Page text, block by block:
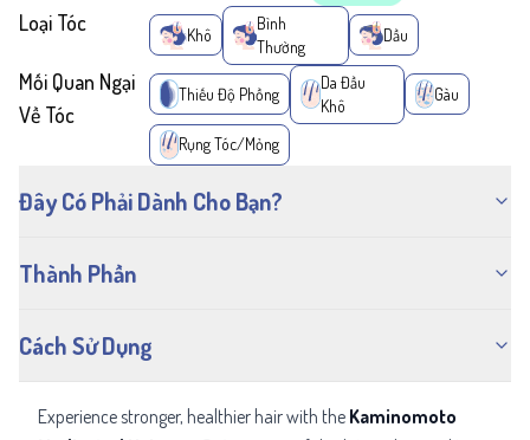
Loại Tóc Khô
Bình
Thường
Dầu
Mối Quan Ngại
Về Tóc
Thiếu Độ Phồng
Da Đầu
Khô
Gàu
Rụng Tóc/Mỏng
Đây Có Phải Dành Cho Bạn?
Thành Phần
Cách Sử Dụng
Experience stronger, healthier hair with the Kaminomoto